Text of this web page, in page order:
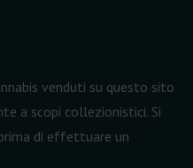
venduti su questo sito
a scopi collezionistici. Si
di effettuare un